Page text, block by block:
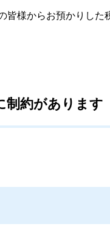
皆様からお預かりし
制約があります